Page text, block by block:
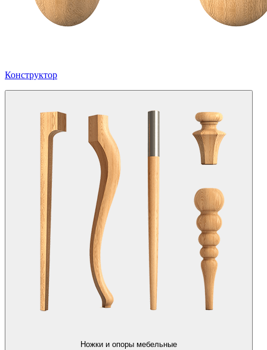
Конструктор
Ножки и опоры мебельные